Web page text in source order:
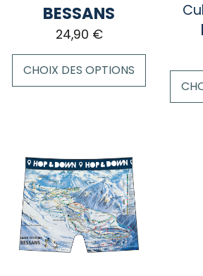
BESSANS
24,90 €
CHOIX DES OPTIONS
plusieurs
variations.
Les
options
peuvent
être
choisies